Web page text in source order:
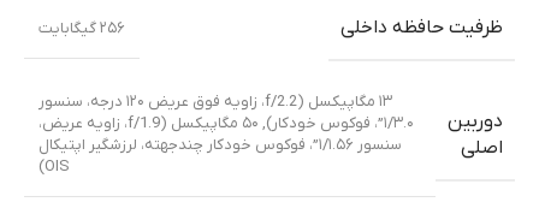
ظرفیت حافظه داخلی ۲۵۶ گیگابایت
دوربین
اصلی
۱۳ مگاپیکسل (f/2.2، زاویه فوق عریض ۱۲۰ درجه، سنسور
۱/۳.۰”، فوکوس خودکار)
,
۵۰ مگاپیکسل (f/1.9، زاویه عریض،
سنسور ۱/۱.۵۶”، فوکوس خودکار چندجهته، لرزشگیر اپتیکال
OIS)